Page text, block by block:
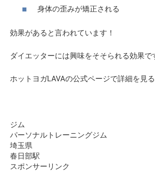
身体の歪みが矯正される
効果があると言われています！
ダイエッターには興味をそそられる効果で
ホットヨガLAVAの公式ページで詳細を見る
ジム
パーソナルトレーニングジム
埼玉県
春日部駅
スポンサーリンク